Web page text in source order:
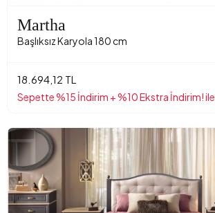
Martha
Başlıksız Karyola 180 cm
18.694,12 TL
Sepette %15 İndirim + %10 Ekstra İndirim! ile